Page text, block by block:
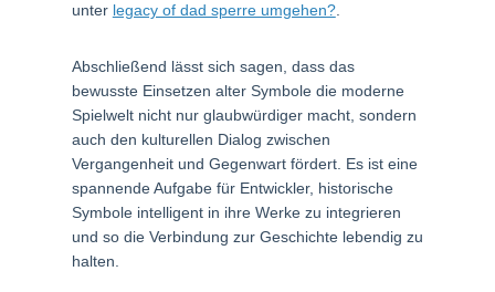
unter legacy of dad sperre umgehen?.
Abschließend lässt sich sagen, dass das
bewusste Einsetzen alter Symbole die moderne
Spielwelt nicht nur glaubwürdiger macht, sondern
auch den kulturellen Dialog zwischen
Vergangenheit und Gegenwart fördert. Es ist eine
spannende Aufgabe für Entwickler, historische
Symbole intelligent in ihre Werke zu integrieren
und so die Verbindung zur Geschichte lebendig zu
halten.